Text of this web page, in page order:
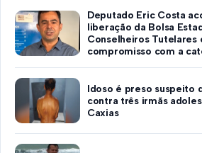
Deputado Eric Costa
liberação da Bolsa
Conselheiros Tutelares
compromisso com a
Idoso é preso suspeito
contra três irmãs
Caxias